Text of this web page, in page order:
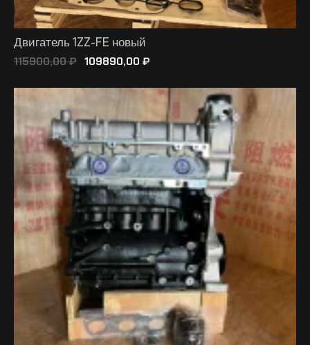
Двигатель 1ZZ-FE новый
115900,00₽ 109890,00 ₽